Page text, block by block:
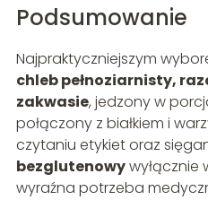
Podsumowanie
Najpraktyczniejszym
chleb pełnoziarnisty,
zakwasie, jedzony w
połączony z białkiem i
czytaniu etykiet oraz
bezglutenowywyłącznie
wyraźna potrzeba